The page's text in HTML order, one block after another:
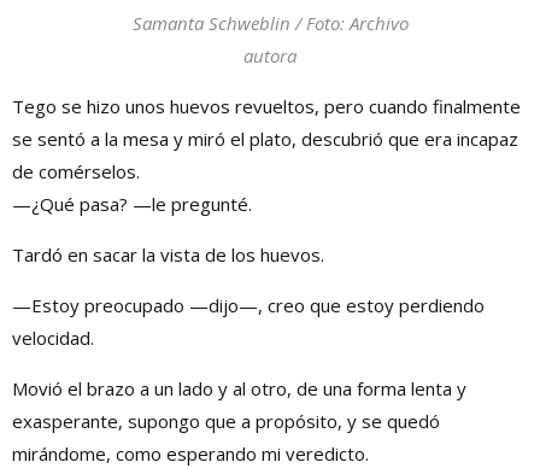
Samanta Schweblin / Foto: Archivo
autora
Tego se hizo unos huevos revueltos, pero cuando finalmente
se sentó a la mesa y miró el plato, descubrió que era incapaz
de comérselos.
—¿Qué pasa? —le pregunté.
Tardó en sacar la vista de los huevos.
—Estoy preocupado —dijo—, creo que estoy perdiendo
velocidad.
Movió el brazo a un lado y al otro, de una forma lenta y
exasperante, supongo que a propósito, y se quedó
mirándome, como esperando mi veredicto.